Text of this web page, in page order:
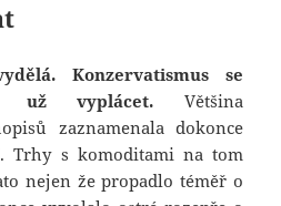
Konzervatismus se
už vyplácet. Většina
zaznamenala dokonce
Trhy s komoditami na tom
nejen že propadlo téměř o